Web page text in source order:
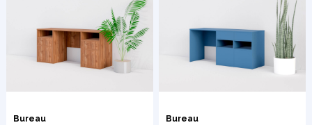
Bureau Bureau